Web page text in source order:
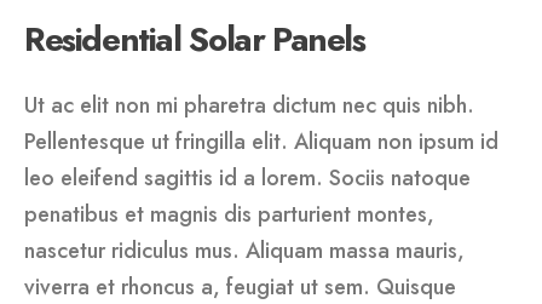
Residential Solar Panels
Ut ac elit non mi pharetra dictum nec quis nibh.
Pellentesque ut fringilla elit. Aliquam non ipsum id
leo eleifend sagittis id a lorem. Sociis natoque
penatibus et magnis dis parturient montes,
nascetur ridiculus mus. Aliquam massa mauris,
viverra et rhoncus a, feugiat ut sem. Quisque